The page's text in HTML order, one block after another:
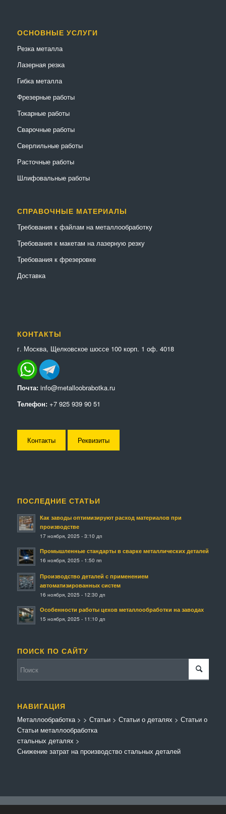
ОСНОВНЫЕ УСЛУГИ
Резка металла
Лазерная резка
Гибка металла
Фрезерные работы
Токарные работы
Сварочные работы
Сверлильные работы
Расточные работы
Шлифовальные работы
СПРАВОЧНЫЕ МАТЕРИАЛЫ
Требования к файлам на металлообработку
Требования к макетам на лазерную резку
Требования к фрезеровке
Доставка
КОНТАКТЫ
г. Москва, Щелковское шоссе 100 корп. 1 оф. 4018
Почта: info@metalloobrabotka.ru
Телефон: +7 925 939 90 51
Контакты Реквизиты
ПОСЛЕДНИЕ СТАТЬИ
Как заводы оптимизируют расход материалов при
производстве
17 ноября, 2025 - 3:10 дп
Промышленные стандарты в сварке металлических деталей
16 ноября, 2025 - 1:50 пп
Производство деталей с применением
автоматизированных систем
16 ноября, 2025 - 12:30 дп
Особенности работы цехов металлообработки на заводах
15 ноября, 2025 - 11:10 дп
ПОИСК ПО САЙТУ
НАВИГАЦИЯ
Металлообработка>
Статьи металлообработка
> Статьи> Статьи о деталях > Статьи о
стальных деталях >
Снижение затрат на производство стальных деталей